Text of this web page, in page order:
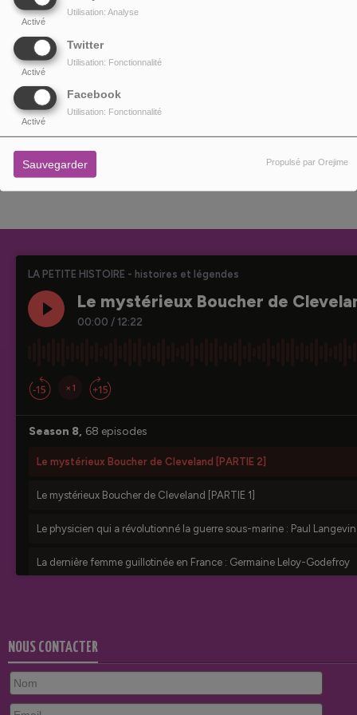
Activé
Utilisation: Analyse
Twitter
Activé
Utilisation: Fonctionnalité
Facebook
Activé
Utilisation: Fonctionnalité
Sauvegarder Propulsé par Orejime
refait le film pour les auditeurs de Cinémaradio!!! C'est cadeau les copains. Le
replay de ce joli moment de cinéma audio sera à podcaster le lendemain,
lundi 25 Mars.
NOUS CONTACTER